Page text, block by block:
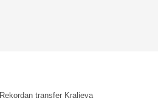
Rekordan transfer Kraljeva